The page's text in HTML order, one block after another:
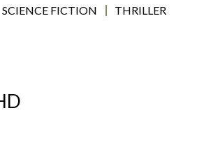
SCIENCE FICTION THRILLER